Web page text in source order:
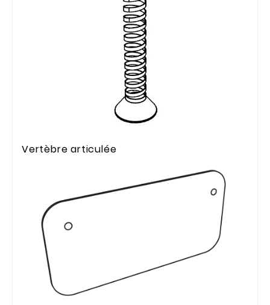
Vertèbre articulée